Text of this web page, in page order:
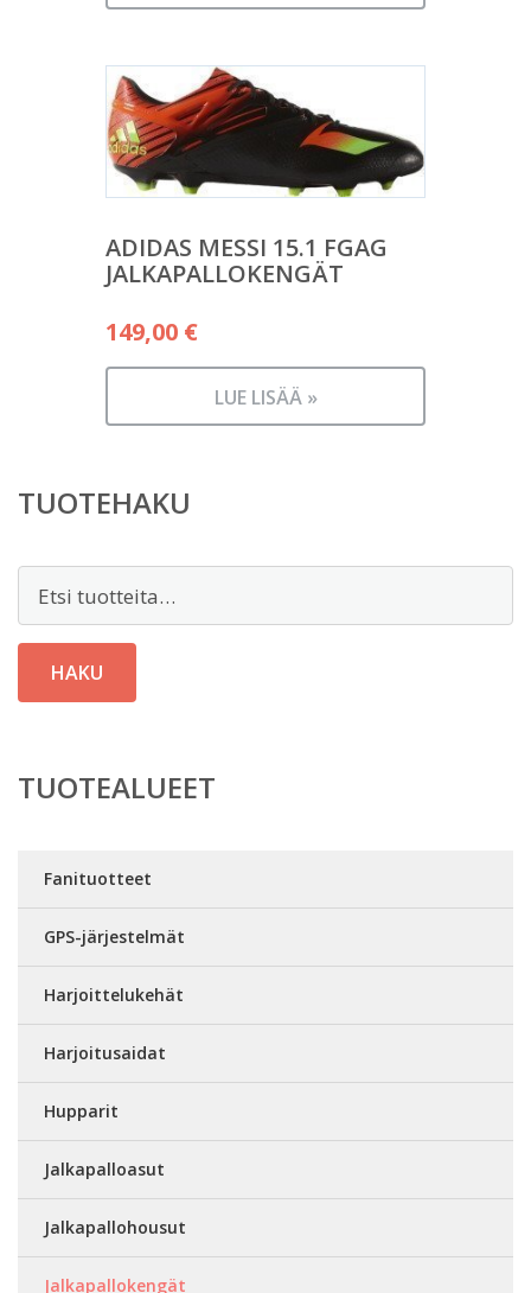
ADIDAS MESSI 15.1 FGAG
JALKAPALLOKENGÄT
149,00 €
LUE LISÄÄ »
TUOTEHAKU
HAKU
TUOTEALUEET
Fanituotteet
GPS-järjestelmät
Harjoittelukehät
Harjoitusaidat
Hupparit
Jalkapalloasut
Jalkapallohousut
Jalkapallokengät